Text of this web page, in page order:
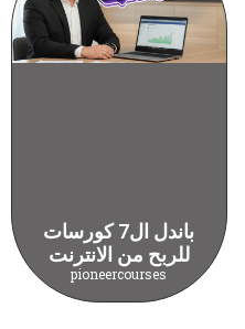
باندل ال7 كورسات
للربح من الانترنت
pioneercourses